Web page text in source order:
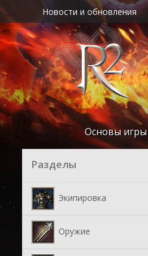
Новости и обновления
Основы игры
Разделы
Экипировка
Оружие